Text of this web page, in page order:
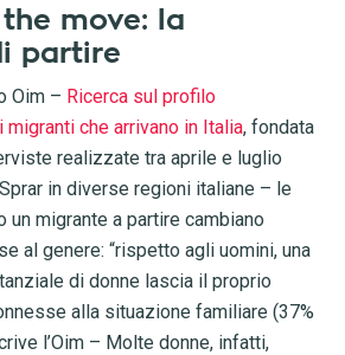
move: la
partire
Oim – Ricerca sul profilo
che arrivano in Italia, fondata
realizzate tra aprile e luglio
in diverse regioni italiane – le
un migrante a partire cambiano
al genere: “rispetto agli uomini, una
di donne lascia il proprio
alla situazione familiare (37%
l’Oim – Molte donne, infatti,